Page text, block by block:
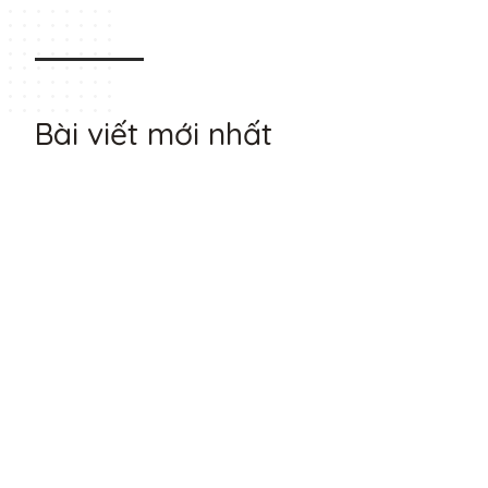
Bài viết mới nhất